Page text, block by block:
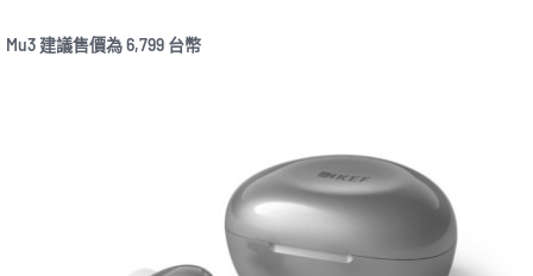
Mu3 建議售價為 6,799 台幣